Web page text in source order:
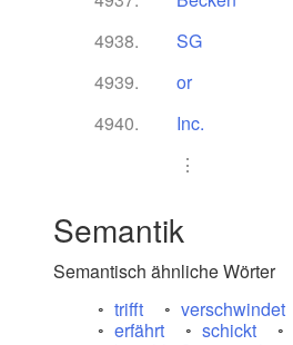
4938.
SG
4939.
or
4940.
Inc.
⋮
Semantik
Semantisch ähnliche Wörter
trifft
verschwindet
erfährt
schickt